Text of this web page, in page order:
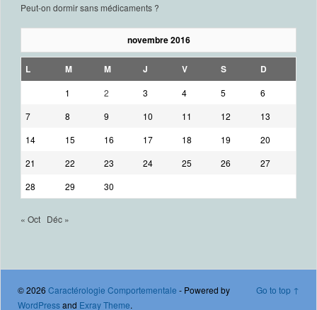
Peut-on dormir sans médicaments ?
novembre 2016
L M M J V S D
1 2 3 4 5
6
7
8 9 10 11 12
13
14
15 16 17 18 19
20
21
22 23 24 25 26
27
28
29 30
« Oct Déc »
Go to top ↑
© 2026 Caractérologie Comportementale - Powered by
WordPressand Exray Theme.